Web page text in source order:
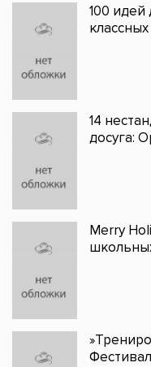
100 идей
14
досуга:
Merry